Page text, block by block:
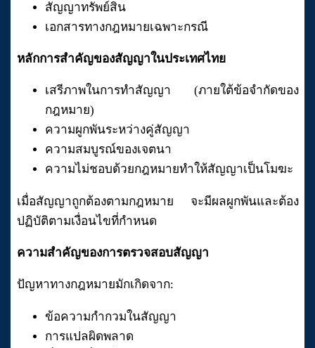
สัญญาทรัพย์สิน
เอกสารทางกฎหมายเฉพาะกรณี
หลักการสำคัญของสัญญาในประเทศไทย
เสรีภาพในการทำสัญญา (ภายใต้ข้อจำกัดของ
กฎหมาย)
ความผูกพันระหว่างคู่สัญญา
ความสมบูรณ์ของเจตนา
ความไม่ชอบด้วยกฎหมายทำให้สัญญาเป็นโมฆะ
เมื่อสัญญาถูกต้องตามกฎหมาย จะมีผลผูกพันและต้อง
ปฏิบัติตามเงื่อนไขที่กำหนด
ความสำคัญของการตรวจสอบสัญญา
ปัญหาทางกฎหมายมักเกิดจาก:
ข้อความกำกวมในสัญญา
การแปลผิดพลาด